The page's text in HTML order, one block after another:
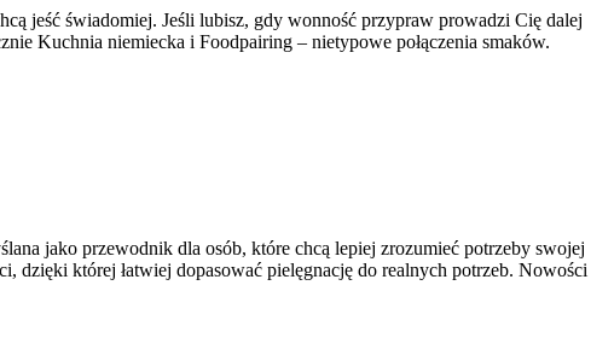
jeść świadomiej. Jeśli lubisz, gdy wonność przypraw prowadzi Cię dalej
Kuchnia niemiecka i Foodpairing – nietypowe połączenia smaków.
jako przewodnik dla osób, które chcą lepiej zrozumieć potrzeby swojej
dzięki której łatwiej dopasować pielęgnację do realnych potrzeb. Nowości